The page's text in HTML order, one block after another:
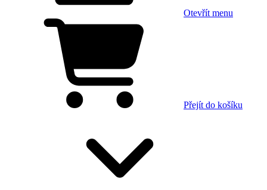
Otevřít menu
Přejít do košíku